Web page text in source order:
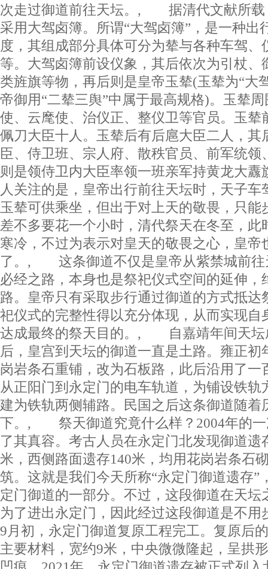
次走过御道前往天坛。, 据清代文献所载
采用大驾卤簿。所谓“大驾卤簿”，是一种出
度，其组成部分具体可分为辇与各种车驾、
等。大驾卤簿前设仪象，其后依次为引杖、
类旌旗等物，再后则是皇帝玉辇(玉辇为“大
帝御用“二辇三舆”中属于最高规格)。玉辇
使、云麾使、治仪正、整仪卫等官员。玉辇
佩刀大臣十人。玉辇后有后扈大臣二人，其
臣、侍卫班、宗人府、散秩官员、前军统领
则是领侍卫内大臣率领一班亲军持黄龙
人关注的是，皇帝出行前往天坛时，天子车
玉辇可供乘坐，但出于对上天的敬畏，只能
差不多要花一个小时，清代祭天在冬至，此
寒冷，不过为表示对皇天的敬畏之心，皇帝
了。, 这条御道不仅是皇帝从紫禁城前往
必经之路，本身也是祭祀仪式空间的延伸，
路。皇帝只有采取步行通过御道的方式抵达
祀仪式的完整性得以充分体现，从而实现自
达成最终的祭天目的。, 自嘉靖年间天坛
后，皇宫到天坛的御道一直是土路。雍正初
岗岩条石重铺，改为石板路，此后沿用了一
从正阳门到永定门的电车轨道，为铺设铁轨
建为铁轨两侧辅路。民国之后这条御道随着
下。, 祭天御道究竟什么样？2004年的一
了其真容。考古人员在永定门北发现御道遗
米，西侧路面遗存140米，均用花岗岩条石
筑。这就是我们今天所称“永定门御道遗存”
定门御道的一部分。不过，这段御道在天坛
为了进出永定门，因此经过这段御道是
9月初，永定门御道复原工程完工。复原后
主要材料，宽约9米，中央微微隆起，呈拱